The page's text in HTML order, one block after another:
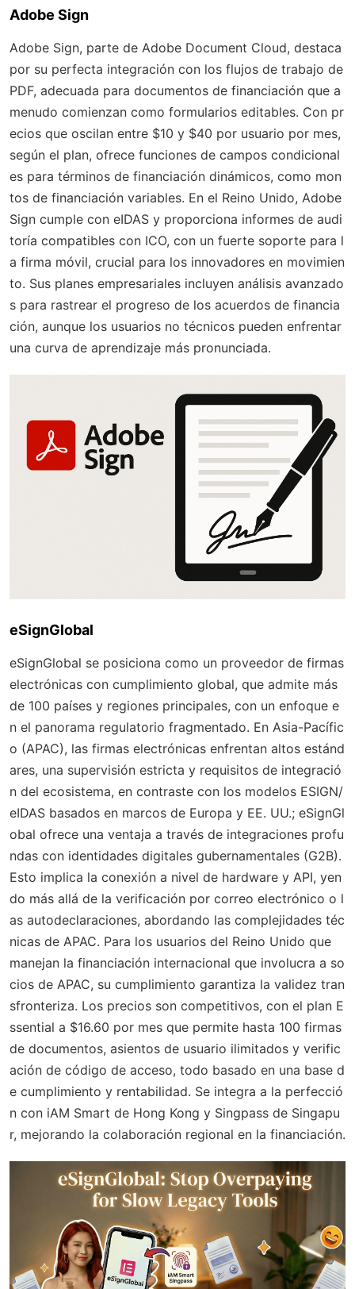
Adobe Sign
Adobe Sign, parte de Adobe Document Cloud, destaca
por su perfecta integración con los flujos de trabajo de
PDF, adecuada para documentos de financiación que a
menudo comienzan como formularios editables. Con pr
ecios que oscilan entre $10 y $40 por usuario por mes,
según el plan, ofrece funciones de campos condicional
es para términos de financiación dinámicos, como mon
tos de financiación variables. En el Reino Unido, Adobe
Sign cumple con eIDAS y proporciona informes de audi
toría compatibles con ICO, con un fuerte soporte para l
a firma móvil, crucial para los innovadores en movimien
to. Sus planes empresariales incluyen análisis avanzado
s para rastrear el progreso de los acuerdos de financia
ción, aunque los usuarios no técnicos pueden enfrentar
una curva de aprendizaje más pronunciada.
eSignGlobal
eSignGlobal se posiciona como un proveedor de firmas
electrónicas con cumplimiento global, que admite más
de 100 países y regiones principales, con un enfoque e
n el panorama regulatorio fragmentado. En Asia-Pacífic
o (APAC), las firmas electrónicas enfrentan altos estánd
ares, una supervisión estricta y requisitos de integració
n del ecosistema, en contraste con los modelos ESIGN/
eIDAS basados en marcos de Europa y EE. UU.; eSignGl
obal ofrece una ventaja a través de integraciones profu
ndas con identidades digitales gubernamentales (G2B).
Esto implica la conexión a nivel de hardware y API, yen
do más allá de la verificación por correo electrónico o l
as autodeclaraciones, abordando las complejidades téc
nicas de APAC. Para los usuarios del Reino Unido que
manejan la financiación internacional que involucra a so
cios de APAC, su cumplimiento garantiza la validez tran
sfronteriza. Los precios son competitivos, con el plan E
ssential a $16.60 por mes que permite hasta 100 firmas
de documentos, asientos de usuario ilimitados y verific
ación de código de acceso, todo basado en una base d
e cumplimiento y rentabilidad. Se integra a la perfecció
n con iAM Smart de Hong Kong y Singpass de Singapu
r, mejorando la colaboración regional en la financiación.